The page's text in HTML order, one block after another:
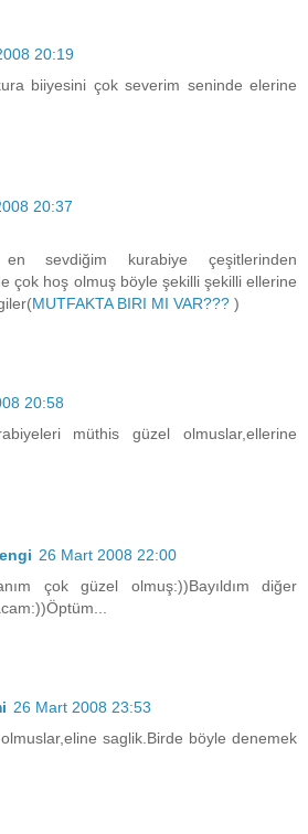
20:19
biiyesini çok severim seninde elerine
20:37
sevdiğim kurabiye çeşitlerinden
çok hoş olmuş böyle şekilli şekilli ellerine
MUTFAKTA BIRI MI VAR??? )
20:58
müthis güzel olmuslar,ellerine
26 Mart 2008 22:00
çok güzel olmuş:))Bayıldım diğer
26 Mart 2008 23:53
saglik.Birde böyle denemek